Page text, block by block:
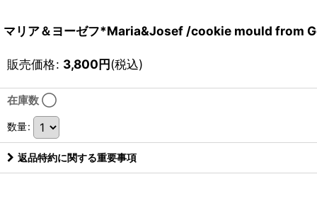
マリア＆ヨーゼフ*Maria&Josef /cookie mould from
販売価格: 3,800円(税込)
在庫数 ◯
数量:
返品特約に関する重要事項